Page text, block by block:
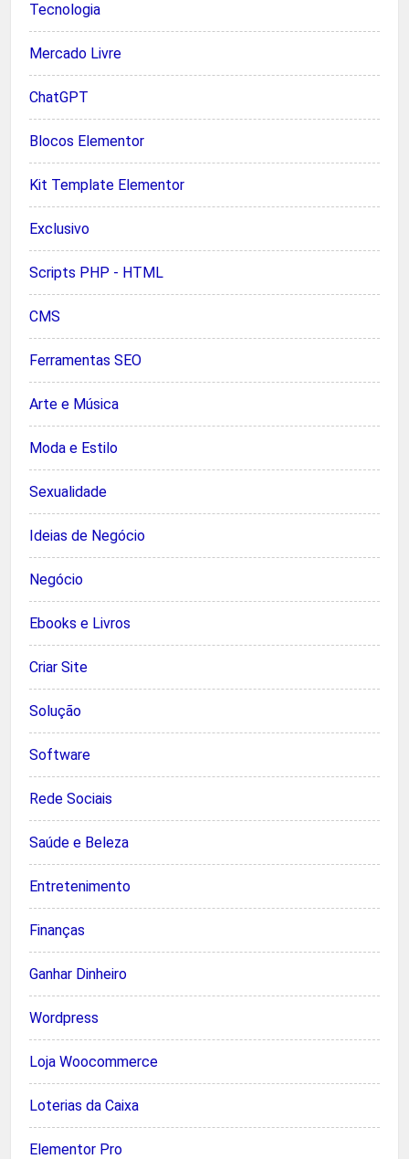
Tecnologia
Mercado Livre
ChatGPT
Blocos Elementor
Kit Template Elementor
Exclusivo
Scripts PHP - HTML
CMS
Ferramentas SEO
Arte e Música
Moda e Estilo
Sexualidade
Ideias de Negócio
Negócio
Ebooks e Livros
Criar Site
Solução
Software
Rede Sociais
Saúde e Beleza
Entretenimento
Finanças
Ganhar Dinheiro
Wordpress
Loja Woocommerce
Loterias da Caixa
Elementor Pro